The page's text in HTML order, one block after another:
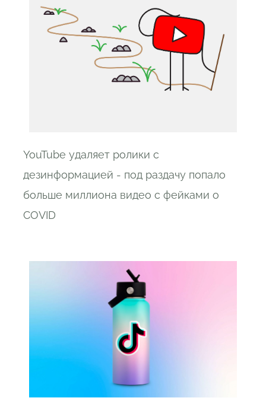
YouTube удаляет ролики с
дезинформацией - под раздачу попало
больше миллиона видео с фейками о
COVID